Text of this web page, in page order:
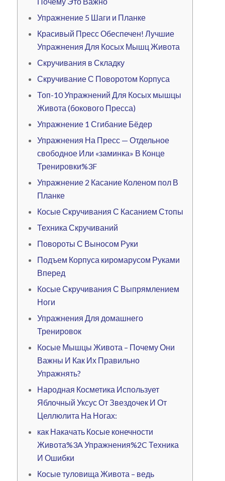
Упражнение 5 Шаги и Планке
Красивый Пресс Обеспечен! Лучшие
Упражнения Для Косых Мышц Живота
Скручивания в Складку
Скручивание С Поворотом Корпуса
Топ-10 Упражнений Для Косых мышцы
Живота (бокового Пресса)
Упражнение 1 Сгибание Бёдер
Упражнения На Пресс — Отдельное
свободное Или «заминка» В Конце
Тренировки%3F
Упражнение 2 Касание Коленом пол В
Планке
Косые Скручивания С Касанием Стопы
Техника Скручиваний
Повороты С Выносом Руки
Подъем Корпуса киромарусом Руками
Вперед
Косые Скручивания С Выпрямлением
Ноги
Упражнения Для домашнего
Тренировок
Косые Мышцы Живота – Почему Они
Важны И Как Их Правильно
Упражнять?
Народная Косметика Использует
Яблочный Уксус От Звездочек И От
Целлюлита На Ногах:
как Накачать Косые конечности
Живота%3A Упражнения%2C Техника
И Ошибки
Косые туловища Живота – ведь